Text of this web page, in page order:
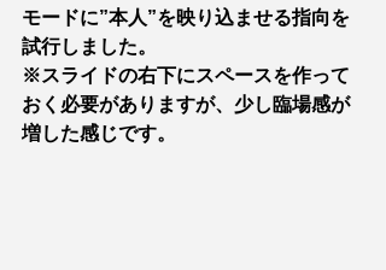
モードに”本人”を映り込ませる指向を
試行しました。
※スライドの右下にスペースを作って
おく必要がありますが、少し臨場感が
増した感じです。